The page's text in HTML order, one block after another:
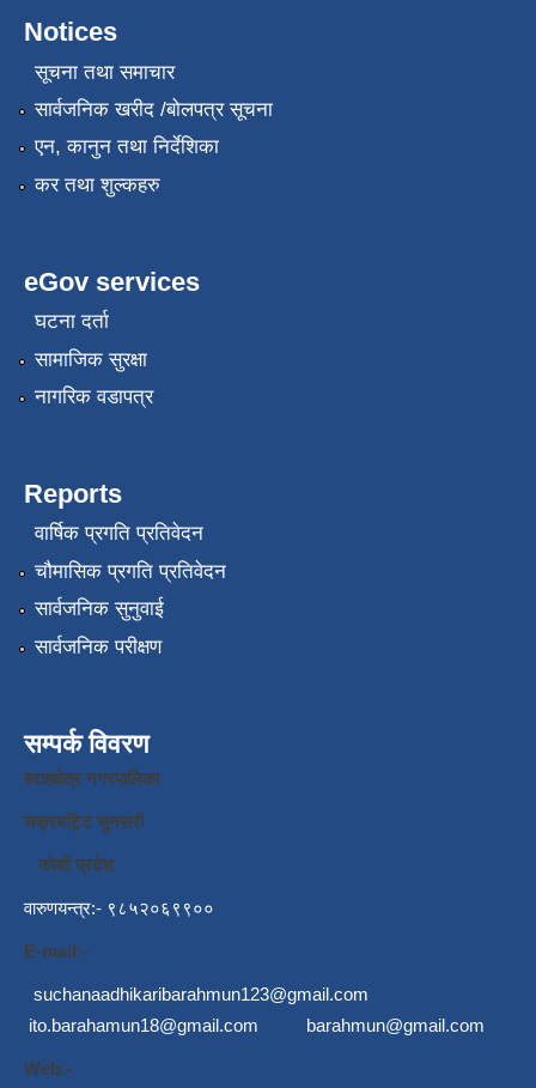
Notices
सूचना तथा समाचार
सार्वजनिक खरीद /बोलपत्र सूचना
एन, कानुन तथा निर्देशिका
कर तथा शुल्कहरु
eGov services
घटना दर्ता
सामाजिक सुरक्षा
नागरिक वडापत्र
Reports
वार्षिक प्रगति प्रतिवेदन
चौमासिक प्रगति प्रतिवेदन
सार्वजनिक सुनुवाई
सार्वजनिक परीक्षण
सम्पर्क विवरण
बराहक्षेत्र नगरपालिका
चक्रघट्टि सुनसरी
कोशी प्रदेश
वारुणयन्त्र:- ९८५२०६९९००
E-mail:-
suchanaadhikaribarahmun123@gmail.com
ito.barahamun18@gmail.com
barahmun@gmail.com
Web:-